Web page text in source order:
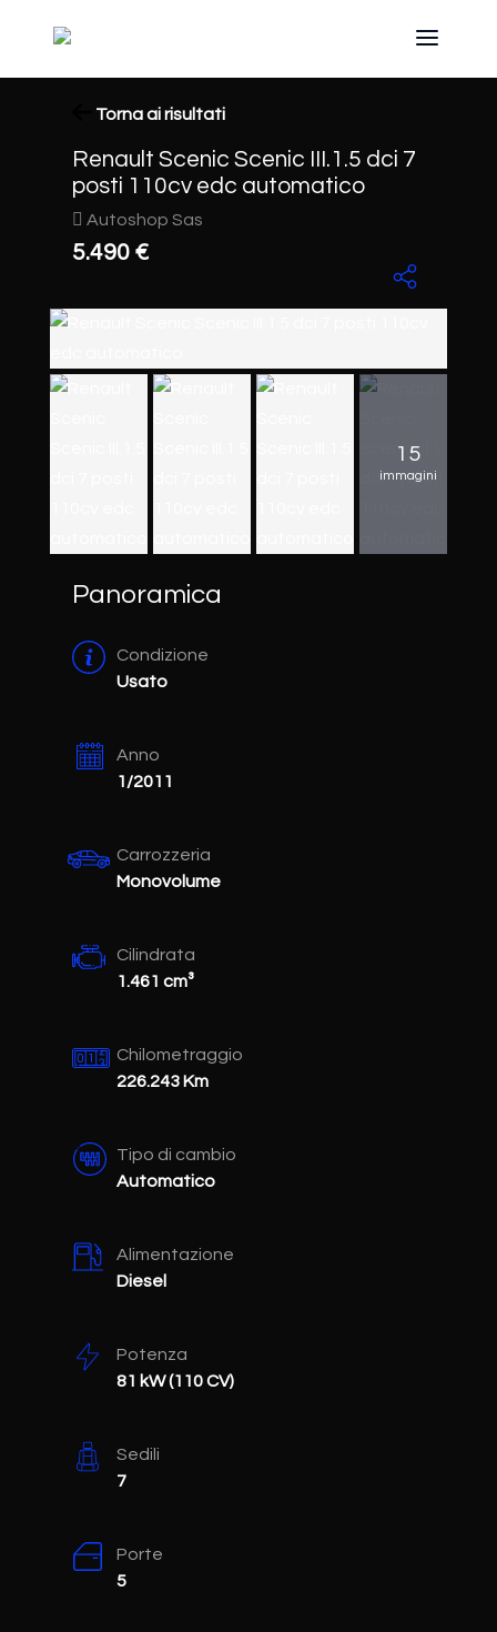
Torna ai risultati
Renault Scenic Scenic III.1.5 dci 7
posti 110cv edc automatico
Autoshop Sas
5.490 €
15
immagini
Panoramica
Condizione
Usato
Anno
1/2011
Carrozzeria
Monovolume
Cilindrata
1.461 cm³
Chilometraggio
226.243 Km
Tipo di cambio
Automatico
Alimentazione
Diesel
Potenza
81 kW (110 CV)
Sedili
7
Porte
5